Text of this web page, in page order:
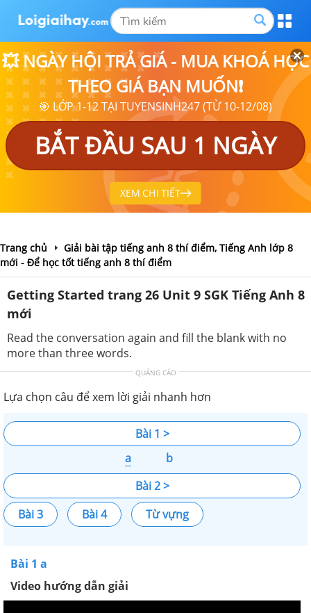
💥 NGÀY HỘI TRẢ GIÁ - MUA KHOÁ HỌC
THEO GIÁ BẠN MUỐN❗
🎯 LỚP 1-12 TẠI TUYENSINH247 (TỪ 10-12/08)
BẮT ĐẦU SAU 1 NGÀY
XEM CHI TIẾT
Trang chủ
Giải bài tập tiếng anh 8 thí điểm, Tiếng Anh lớp 8
mới - Để học tốt tiếng anh 8 thí điểm
Getting Started trang 26 Unit 9 SGK Tiếng Anh 8
mới
Read the conversation again and fill the blank with no
more than three words.
QUẢNG CÁO
Lựa chọn câu để xem lời giải nhanh hơn
Bài 1 >
a
b
Bài 2 >
Bài 3
Bài 4 Từ vựng
Bài 1 a
Video hướng dẫn giải